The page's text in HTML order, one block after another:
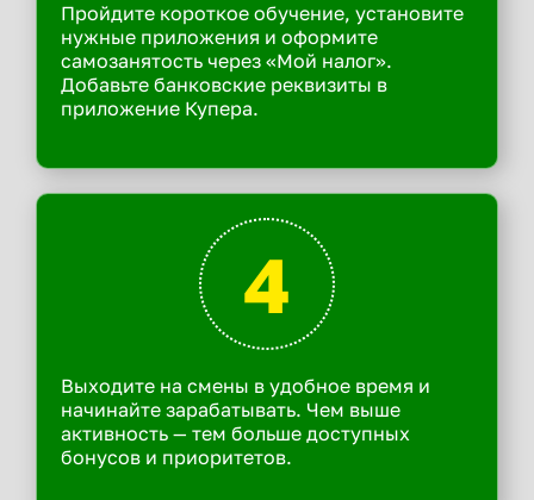
Пройдите короткое обучение, установите
нужные приложения и оформите
самозанятость через «Мой налог».
Добавьте банковские реквизиты в
приложение Купера.
4
Выходите на смены в удобное время и
начинайте зарабатывать. Чем выше
активность — тем больше доступных
бонусов и приоритетов.